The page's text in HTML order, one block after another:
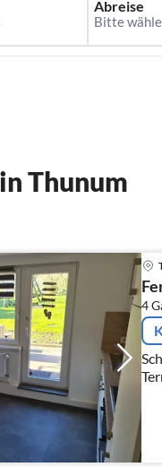
Abreise
Thunum
4